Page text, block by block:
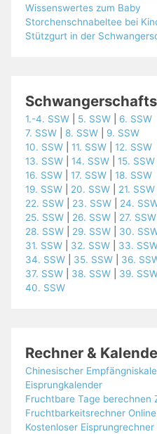
Wissenswertes zum Baby
Storchenschnabeltee bei
Stützgurt in der
1.-4. SSW 5. SSW
6. SSW
7. SSW
8. SSW
9. SSW
10. SSW |11. SSW |12. SSW
13. SSW |14. SSW |15. SSW
16. SSW |17. SSW |18. SSW
19. SSW
20. SSW
21. SSW
22. SSW
23. SSW
24.
25. SSW
26. SSW
27. SSW
28. SSW
29. SSW
30.
31. SSW
32. SSW
33.
34. SSW
35. SSW
36.
37. SSW
38. SSW
39.
40. SSW
Rechner &
Chinesischer
Eisprungkalender
Fruchtbare Tage berechnen
Fruchtbarkeitsrechner Online
Kostenloser Eisprungrechner